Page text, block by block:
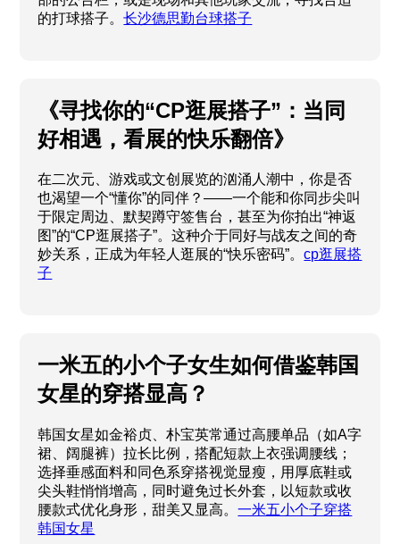
的打球搭子。长沙德思勤台球搭子
《寻找你的“CP逛展搭子”：当同
好相遇，看展的快乐翻倍》
在二次元、游戏或文创展览的汹涌人潮中，你是否
也渴望一个“懂你”的同伴？——一个能和你同步尖叫
于限定周边、默契蹲守签售台，甚至为你拍出“神返
图”的“CP逛展搭子”。这种介于同好与战友之间的奇
妙关系，正成为年轻人逛展的“快乐密码”。cp逛展搭
子
一米五的小个子女生如何借鉴韩国
女星的穿搭显高？
韩国女星如金裕贞、朴宝英常通过高腰单品（如A字
裙、阔腿裤）拉长比例，搭配短款上衣强调腰线；
选择垂感面料和同色系穿搭视觉显瘦，用厚底鞋或
尖头鞋悄悄增高，同时避免过长外套，以短款或收
腰款式优化身形，甜美又显高。一米五小个子穿搭
韩国女星